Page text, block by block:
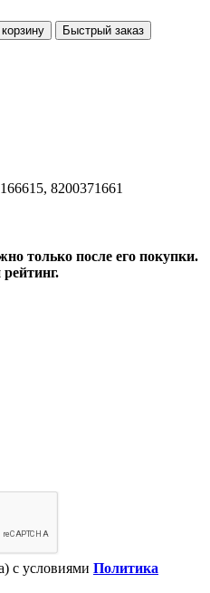
Быстрый заказ
8200371661
только после его покупки.
с условиями Политика